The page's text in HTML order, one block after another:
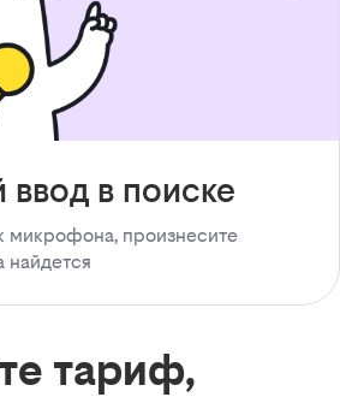
ввод в поиске
микрофона, произнесите
найдется
тариф,